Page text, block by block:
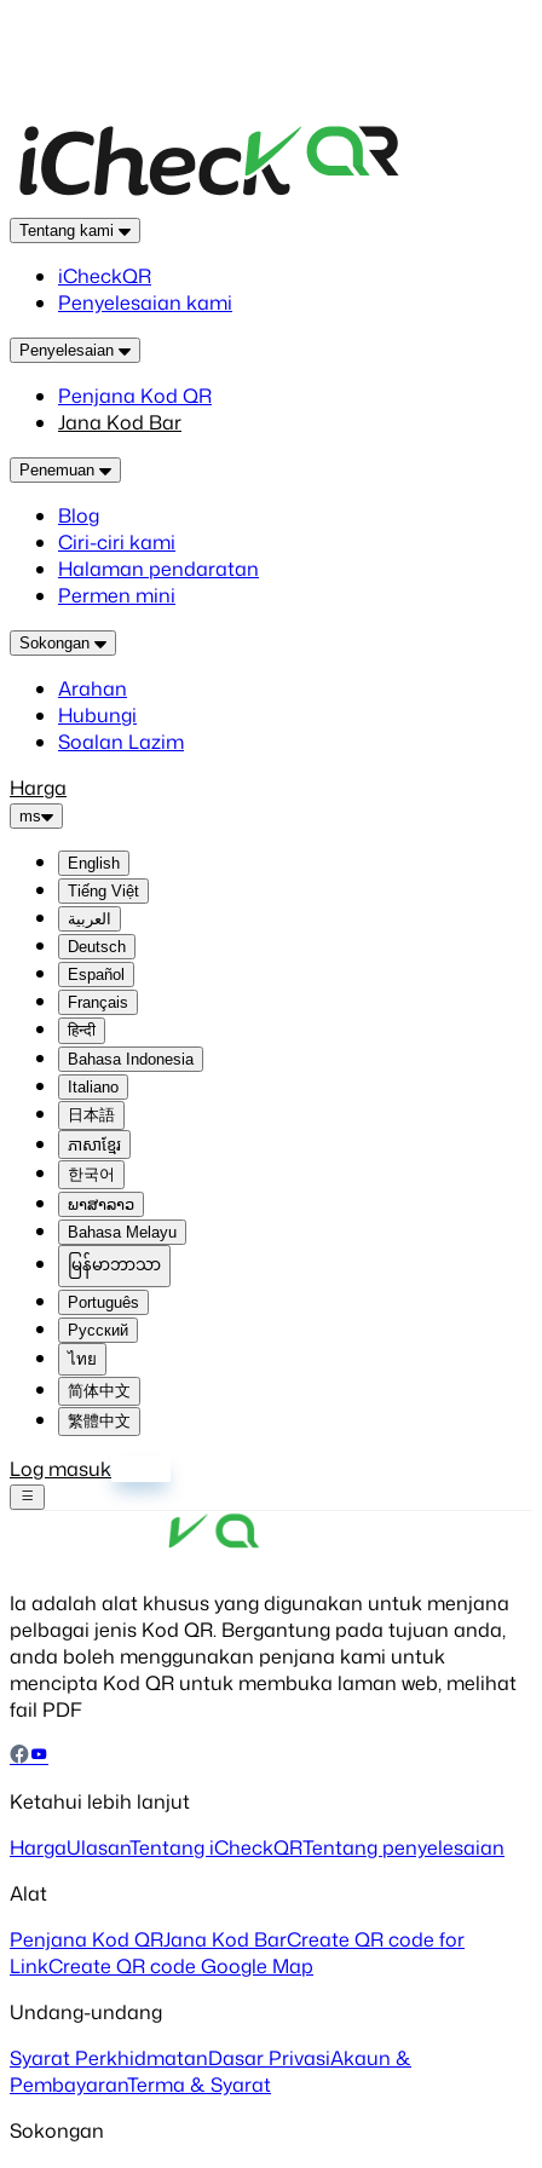
Tentang kami
iCheckQR
Penyelesaian kami
Penyelesaian
Penjana Kod QR
Jana Kod Bar
Penemuan
Blog
Ciri-ciri kami
Halaman pendaratan
Permen mini
Sokongan
Arahan
Hubungi
Soalan Lazim
Harga
ms
English
Tiếng Việt
العربية
Deutsch
Español
Français
हिन्दी
Bahasa Indonesia
Italiano
日本語
ភាសាខ្មែរ
한국어
ພາສາລາວ
Bahasa Melayu
မြန်မာဘာသာ
Português
Русский
ไทย
简体中文
繁體中文
Log masuk
Ia adalah alat khusus yang digunakan untuk menjana
pelbagai jenis Kod QR. Bergantung pada tujuan anda,
anda boleh menggunakan penjana kami untuk
mencipta Kod QR untuk membuka laman web, melihat
fail PDF
Ketahui lebih lanjut
HargaUlasanTentang iCheckQRTentang penyelesaian
Alat
Penjana Kod QRJana Kod BarCreate QR code for
LinkCreate QR code Google Map
Undang-undang
Syarat PerkhidmatanDasar PrivasiAkaun &
PembayaranTerma & Syarat
Sokongan